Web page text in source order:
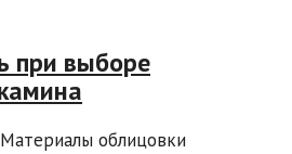
при выборе
облицовки